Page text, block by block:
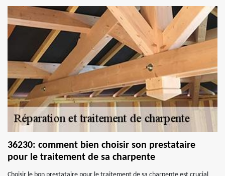
36230: comment bien choisir son prestataire
pour le traitement de sa charpente